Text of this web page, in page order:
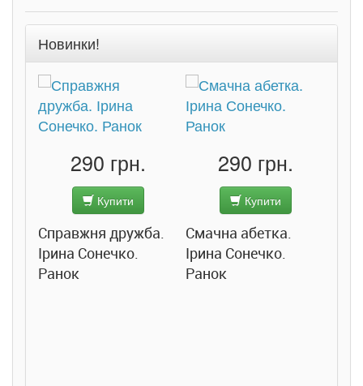
Новинки!
290 грн.
Купити
Справжня дружба.
Ірина Сонечко.
Ранок
290 грн.
Купити
Смачна абетка.
Ірина Сонечко.
Ранок